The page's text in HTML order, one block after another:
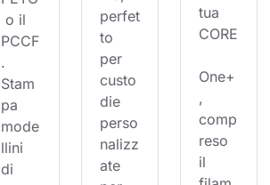
o il
PCCF
.
Stam
pa
mode
llini
di
perfet
to
per
custo
die
perso
nalizz
ate
tua
CORE
One+
,
comp
reso
il